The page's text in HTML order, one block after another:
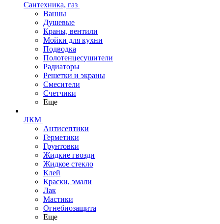
Сантехника, газ
Ванны
Душевые
Краны, вентили
Мойки для кухни
Подводка
Полотенцесушители
Радиаторы
Решетки и экраны
Смесители
Счетчики
Еще
ЛКМ
Антисептики
Герметики
Грунтовки
Жидкие гвозди
Жидкое стекло
Клей
Краски, эмали
Лак
Мастики
Огнебиозащита
Еще